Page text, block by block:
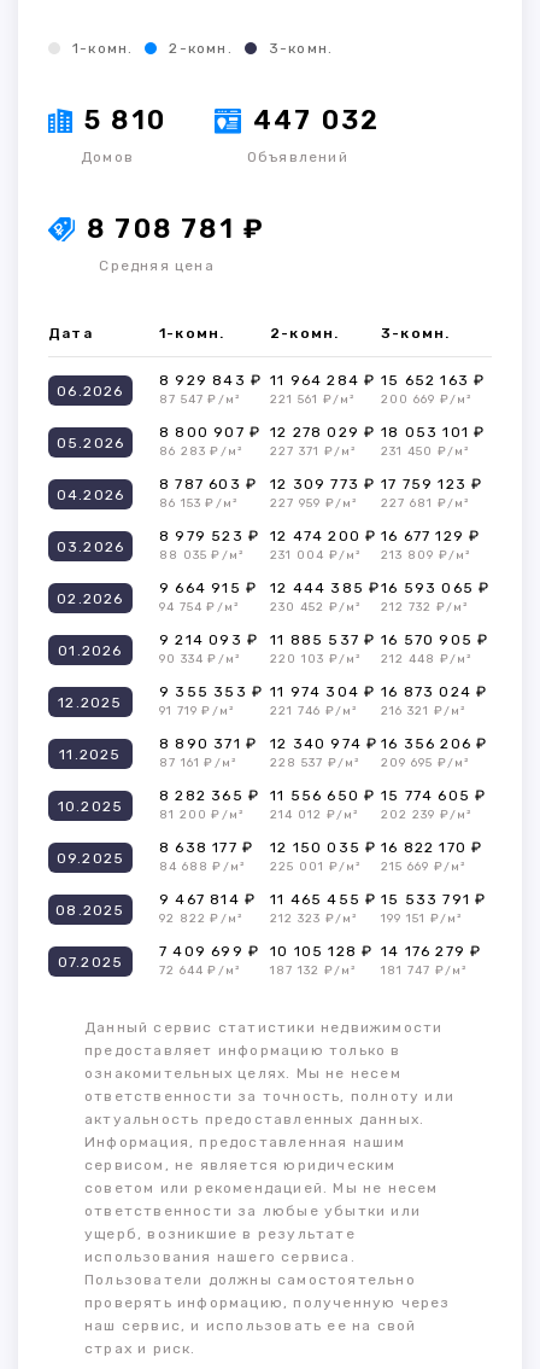
1-комн. 2-комн. 3-комн.
5 810
Домов
447 032
Объявлений
8 708 781 ₽
Средняя цена
Дата 1-комн. 2-комн. 3-комн.
06.2026
8 929 843 ₽
87 547 ₽/м²
11 964 284 ₽
221 561 ₽/м²
15 652 163 ₽
200 669 ₽/м²
05.2026
8 800 907 ₽
86 283 ₽/м²
12 278 029 ₽
227 371 ₽/м²
18 053 101 ₽
231 450 ₽/м²
04.2026
8 787 603 ₽
86 153 ₽/м²
12 309 773 ₽
227 959 ₽/м²
17 759 123 ₽
227 681 ₽/м²
03.2026
8 979 523 ₽
88 035 ₽/м²
12 474 200 ₽
231 004 ₽/м²
16 677 129 ₽
213 809 ₽/м²
02.2026
9 664 915 ₽
94 754 ₽/м²
12 444 385 ₽
230 452 ₽/м²
16 593 065 ₽
212 732 ₽/м²
01.2026
9 214 093 ₽
90 334 ₽/м²
11 885 537 ₽
220 103 ₽/м²
16 570 905 ₽
212 448 ₽/м²
12.2025
9 355 353 ₽
91 719 ₽/м²
11 974 304 ₽
221 746 ₽/м²
16 873 024 ₽
216 321 ₽/м²
11.2025
8 890 371 ₽
87 161 ₽/м²
12 340 974 ₽
228 537 ₽/м²
16 356 206 ₽
209 695 ₽/м²
10.2025
8 282 365 ₽
81 200 ₽/м²
11 556 650 ₽
214 012 ₽/м²
15 774 605 ₽
202 239 ₽/м²
09.2025
8 638 177 ₽
84 688 ₽/м²
12 150 035 ₽
225 001 ₽/м²
16 822 170 ₽
215 669 ₽/м²
08.2025
9 467 814 ₽
92 822 ₽/м²
11 465 455 ₽
212 323 ₽/м²
15 533 791 ₽
199 151 ₽/м²
07.2025
7 409 699 ₽
72 644 ₽/м²
10 105 128 ₽
187 132 ₽/м²
14 176 279 ₽
181 747 ₽/м²
Данный сервис статистики недвижимости
предоставляет информацию только в
ознакомительных целях. Мы не несем
ответственности за точность, полноту или
актуальность предоставленных данных.
Информация, предоставленная нашим
сервисом, не является юридическим
советом или рекомендацией. Мы не несем
ответственности за любые убытки или
ущерб, возникшие в результате
использования нашего сервиса.
Пользователи должны самостоятельно
проверять информацию, полученную через
наш сервис, и использовать ее на свой
страх и риск.